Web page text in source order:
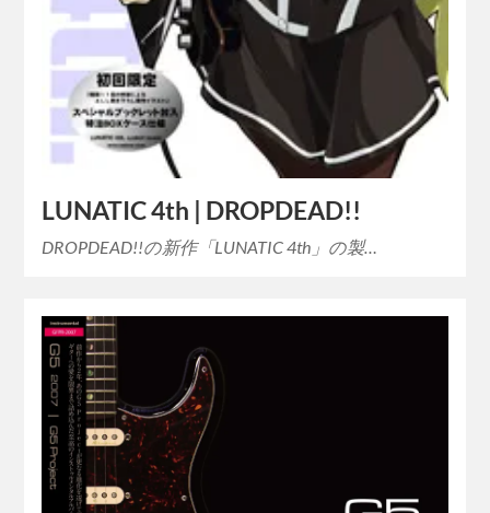
LUNATIC 4th | DROPDEAD!!
DROPDEAD!!の新作「LUNATIC 4th」の製…